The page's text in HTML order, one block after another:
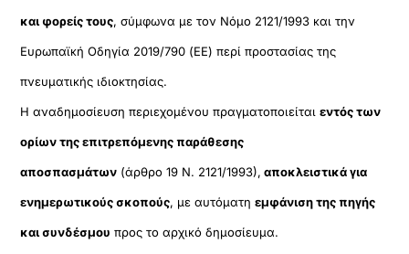
και φορείς τους, σύμφωνα με τον Νόμο 2121/1993 και την
Ευρωπαϊκή Οδηγία 2019/790 (ΕΕ) περί προστασίας της
πνευματικής ιδιοκτησίας.
Η αναδημοσίευση περιεχομένου πραγματοποιείταιεντός των
ορίων της επιτρεπόμενης παράθεσης
αποσπασμάτων (άρθρο 19 Ν. 2121/1993), αποκλειστικά για
ενημερωτικούς σκοπούς, με αυτόματηεμφάνιση της πηγής
και συνδέσμου προς το αρχικό δημοσίευμα.